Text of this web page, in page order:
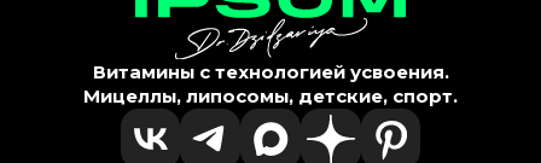
Витамины с технологией усвоения.
Мицеллы, липосомы, детские, спорт.